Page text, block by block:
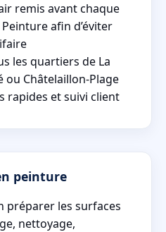
remis avant chaque
afin d’éviter
les quartiers de La
ou Châtelaillon-Plage
rapides et suivi client
peinture
préparer les surfaces
nettoyage,